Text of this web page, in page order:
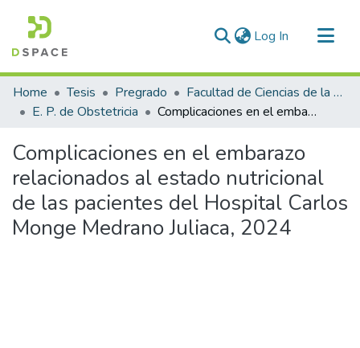
Log In (current)
Communities & Collections
All of DSpace
Home Tesis Pregrado
Facultad de Ciencias de la Salud
E. P. de Obstetricia
Complicaciones en el embarazo relacionados al estado nutricional de las pacientes del Hospital Carlos Monge Medrano Juliaca, 2024
Complicaciones en el embarazo
relacionados al estado nutricional
de las pacientes del Hospital Carlos
Monge Medrano Juliaca, 2024